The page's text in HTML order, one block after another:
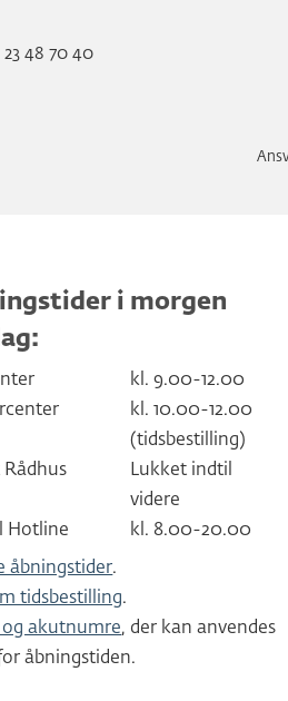
23 48 70 40
i morgen
kl. 9.00-12.00
kl. 10.00-12.00
(tidsbestilling)
Lukket indtil
videre
Hotline
kl. 8.00-20.00
åbningstider.
tidsbestilling.
akutnumre, der kan anvendes
åbningstiden.